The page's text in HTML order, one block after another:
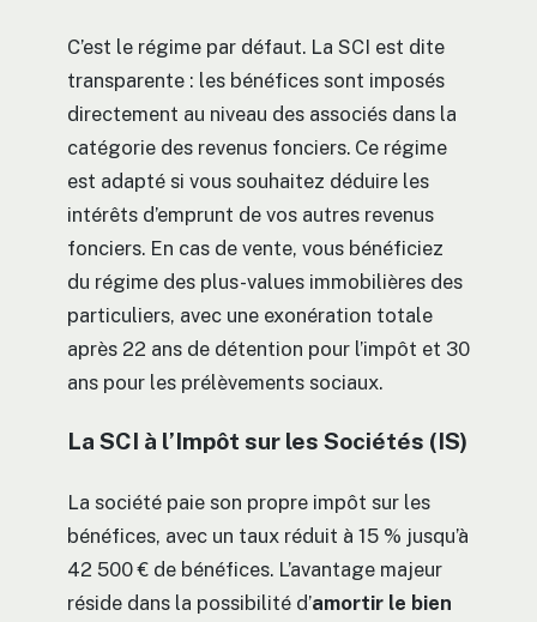
C’est le régime par défaut. La SCI est dite
transparente : les bénéfices sont imposés
directement au niveau des associés dans la
catégorie des revenus fonciers. Ce régime
est adapté si vous souhaitez déduire les
intérêts d’emprunt de vos autres revenus
fonciers. En cas de vente, vous bénéficiez
du régime des plus-values immobilières des
particuliers, avec une exonération totale
après 22 ans de détention pour l’impôt et 30
ans pour les prélèvements sociaux.
La SCI à l’Impôt sur les Sociétés (IS)
La société paie son propre impôt sur les
bénéfices, avec un taux réduit à 15 % jusqu’à
42 500 € de bénéfices. L’avantage majeur
réside dans la possibilité d’amortir le bien